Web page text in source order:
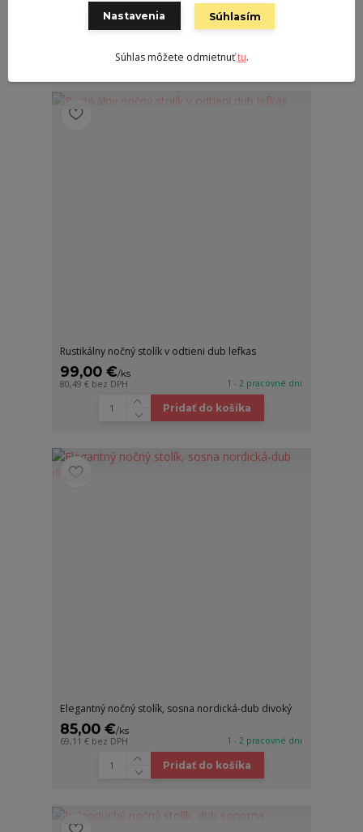
115,00 €/ks
Pridať do košíka
Rustikálny nočný stolík v odtieni dub lefkas
99,00 €/ks
80,49 € bez DPH 1 - 2 pracovné dni
Pridať do košíka
Elegantný nočný stolík, sosna nordická-dub divoký
85,00 €/ks
69,11 € bez DPH 1 - 2 pracovné dni
Pridať do košíka
Nastavenia Súhlasím
Súhlas môžete odmietnuťtu.